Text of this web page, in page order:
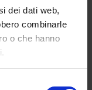
dei dati web,
combinarle
o che hanno